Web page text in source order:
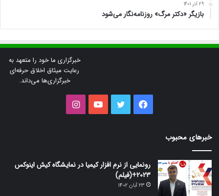
29 آذر 1401
بازیگر «دکتر مرگ» روزنامه‌نگار می‌شود
خبرگزاری ما خود را متعهد به
رعایت میثاق اخلاق حرفه‌ای
خبرگزاری‌ها می‌داند.
فیس
توییتر یوتیوب
خبرهای محبوب
رونمایی از نرم افزار کیمیا در نمایشگاه کیش اینوکس
2023+(فیلم)
23 آبان 1402